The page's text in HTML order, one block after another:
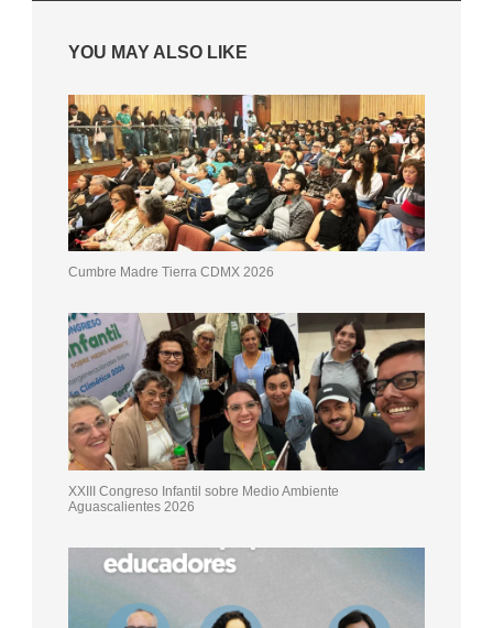
YOU MAY ALSO LIKE
Cumbre Madre Tierra CDMX 2026
XXIII Congreso Infantil sobre Medio Ambiente
Aguascalientes 2026